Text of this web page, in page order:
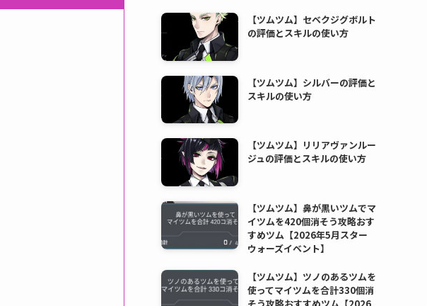
【ツムツム】セベクジグボルト
の評価とスキルの使い方
【ツムツム】シルバーの評価と
スキルの使い方
【ツムツム】リリアヴァンルー
ジュの評価とスキルの使い方
【ツムツム】鼻が黒いツムでマ
イツムを420個消そう攻略おす
すめツム【2026年5月スター
ウォーズイベント】
【ツムツム】ツノのあるツムを
使ってマイツムを合計330個消